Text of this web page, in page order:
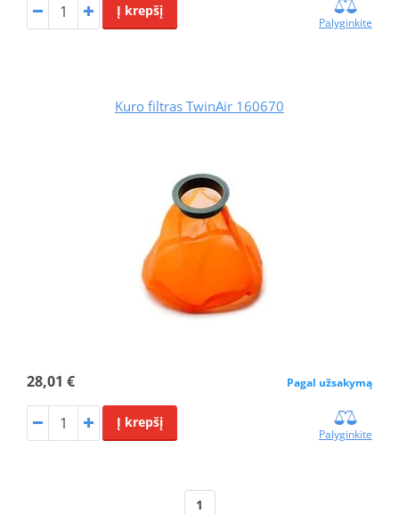
Į krepšį
Palyginkite
Kuro filtras TwinAir 160670
28,01 € Pagal užsakymą
Į krepšį
Palyginkite
1